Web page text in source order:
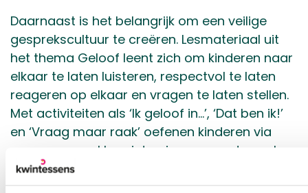
Daarnaast is het belangrijk om een veilige
gesprekscultuur te creëren. Lesmateriaal uit
het thema Geloof leent zich om kinderen naar
elkaar te laten luisteren, respectvol te laten
reageren op elkaar en vragen te laten stellen.
Met activiteiten als ‘Ik geloof in…’, ‘Dat ben ik!’
en ‘Vraag maar raak’ oefenen kinderen via
groepsgesprekken, interviews en onderzoek
met het uitwisselen van hun ervaringen en